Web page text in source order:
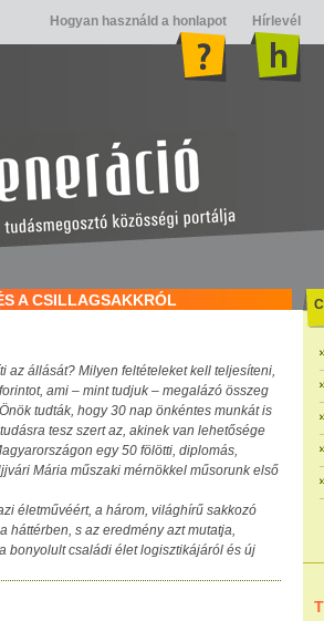
Hogyan használd a honlapot Hírlevél
A CSILLAGSAKKRÓL
az állását? Milyen feltételeket kell teljesíteni,
ami – mint tudjuk – megalázó összeg
tudták, hogy 30 nap önkéntes munkát is
tesz szert az, akinek van lehetősége
egy 50 fölötti, diplomás,
Mária műszaki mérnökkel műsorunk első
életművéért, a három, világhírű sakkozó
háttérben, s az eredmény azt mutatja,
bonyolult családi élet logisztikájáról és új